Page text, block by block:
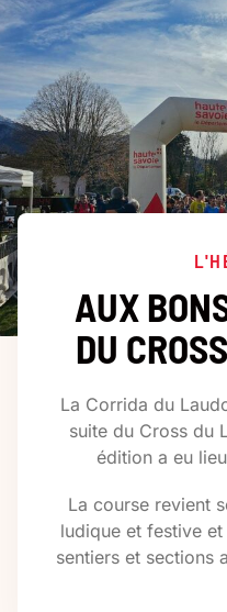
AUX
DU
La Corrida du
suite du Cross du
édition a eu
La course revient
ludique et festive
sentiers et sections